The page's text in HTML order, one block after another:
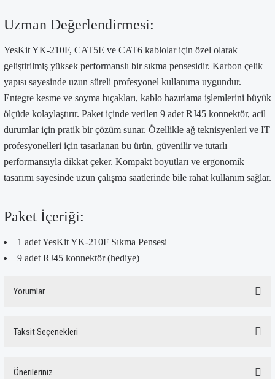
Uzman Değerlendirmesi:
YesKit YK-210F, CAT5E ve CAT6 kablolar için özel olarak
geliştirilmiş yüksek performanslı bir sıkma pensesidir. Karbon çelik
yapısı sayesinde uzun süreli profesyonel kullanıma uygundur.
Entegre kesme ve soyma bıçakları, kablo hazırlama işlemlerini büyük
ölçüde kolaylaştırır. Paket içinde verilen 9 adet RJ45 konnektör, acil
durumlar için pratik bir çözüm sunar. Özellikle ağ teknisyenleri ve IT
profesyonelleri için tasarlanan bu ürün, güvenilir ve tutarlı
performansıyla dikkat çeker. Kompakt boyutları ve ergonomik
tasarımı sayesinde uzun çalışma saatlerinde bile rahat kullanım sağlar.
Paket İçeriği:
1 adet YesKit YK-210F Sıkma Pensesi
9 adet RJ45 konnektör (hediye)
Yorumlar
Taksit Seçenekleri
Önerileriniz